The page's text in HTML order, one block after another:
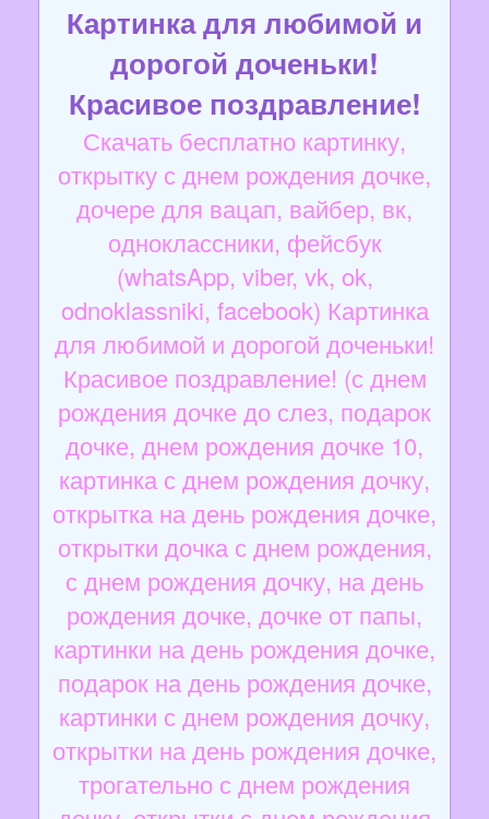
Картинка для любимой и
дорогой доченьки!
Красивое поздравление!
Скачать бесплатно картинку,
открытку с днем рождения дочке,
дочере для вацап, вайбер, вк,
одноклассники, фейсбук
(whatsApp, viber, vk, ok,
odnoklassniki, facebook) Картинка
для любимой и дорогой доченьки!
Красивое поздравление! (с днем
рождения дочке до слез, подарок
дочке, днем рождения дочке 10,
картинка с днем рождения дочку,
открытка на день рождения дочке,
открытки дочка с днем рождения,
с днем рождения дочку, на день
рождения дочке, дочке от папы,
картинки на день рождения дочке,
подарок на день рождения дочке,
картинки с днем рождения дочку,
открытки на день рождения дочке,
трогательно с днем рождения